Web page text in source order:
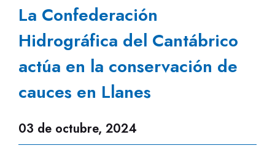
La Confederación
Hidrográfica del Cantábrico
actúa en la conservación de
cauces en Llanes
03 de octubre, 2024